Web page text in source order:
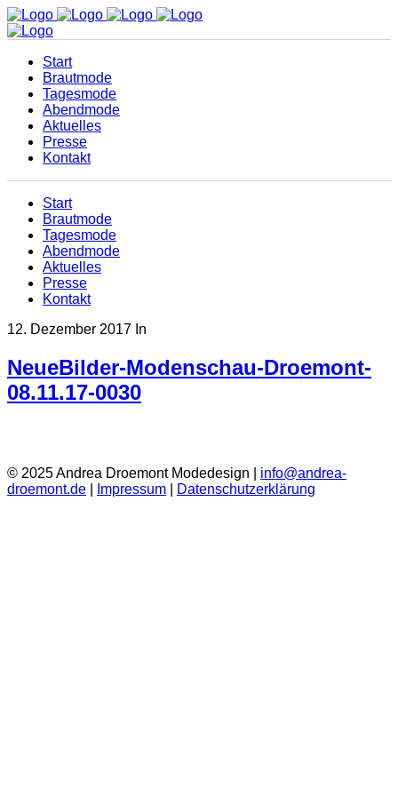
Start
Brautmode
Tagesmode
Abendmode
Aktuelles
Presse
Kontakt
Start
Brautmode
Tagesmode
Abendmode
Aktuelles
Presse
Kontakt
12. Dezember 2017 In
NeueBilder-Modenschau-Droemont-
08.11.17-0030
© 2025 Andrea Droemont Modedesign | info@andrea-
droemont.de
Impressum Datenschutzerklärung